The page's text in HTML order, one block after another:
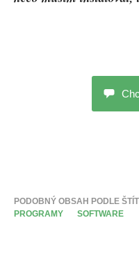
PODOBNÝ OBSAH PODLE
PROGRAMY
SOFTWARE